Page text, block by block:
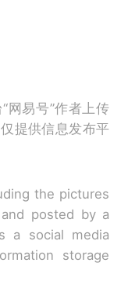
网易号”作者上传
提供信息发布平
the pictures
posted by a
a social media
storage